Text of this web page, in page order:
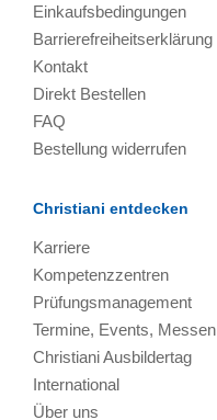
Einkaufsbedingungen
Barrierefreiheitserklärung
Kontakt
Direkt Bestellen
FAQ
Bestellung widerrufen
Christiani entdecken
Karriere
Kompetenzzentren
Prüfungsmanagement
Termine, Events, Messen
Christiani Ausbildertag
International
Über uns